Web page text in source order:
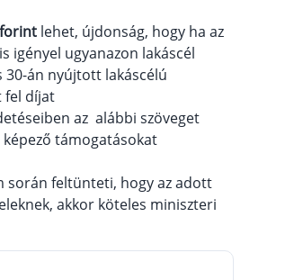
lehet, újdonság, hogy ha az
igényel ugyanazon lakáscél
30-án nyújtott lakáscélú
fel díjat
az alábbi szöveget
támogatásokat
során feltünteti, hogy az adott
akkor köteles miniszteri